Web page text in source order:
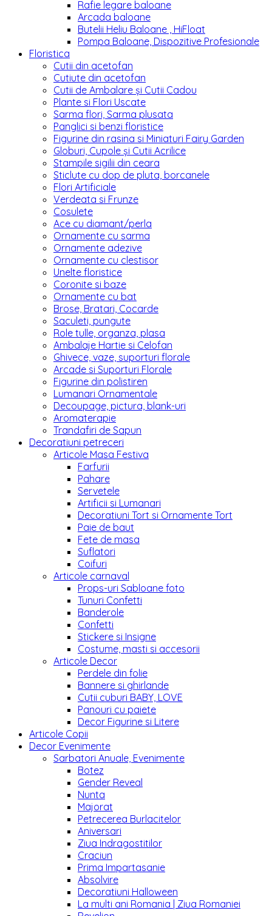
Rafie legare baloane
Arcada baloane
Butelii Heliu Baloane , HiFloat
Pompa Baloane, Dispozitive Profesionale
Floristica
Cutii din acetofan
Cutiute din acetofan
Cutii de Ambalare și Cutii Cadou
Plante si Flori Uscate
Sarma flori, Sarma plusata
Panglici si benzi floristice
Figurine din rasina si Miniaturi Fairy Garden
Globuri, Cupole și Cutii Acrilice
Stampile sigilii din ceara
Sticlute cu dop de pluta, borcanele
Flori Artificiale
Verdeata si Frunze
Cosulete
Ace cu diamant/perla
Ornamente cu sarma
Ornamente adezive
Ornamente cu clestisor
Unelte floristice
Coronite si baze
Ornamente cu bat
Brose, Bratari, Cocarde
Saculeti, pungute
Role tulle, organza, plasa
Ambalaje Hartie si Celofan
Ghivece, vaze, suporturi florale
Arcade si Suporturi Florale
Figurine din polistiren
Lumanari Ornamentale
Decoupage, pictura, blank-uri
Aromaterapie
Trandafiri de Sapun
Decoratiuni petreceri
Articole Masa Festiva
Farfurii
Pahare
Servetele
Artificii si Lumanari
Decoratiuni Tort si Ornamente Tort
Paie de baut
Fete de masa
Suflatori
Coifuri
Articole carnaval
Props-uri Sabloane foto
Tunuri Confetti
Banderole
Confetti
Stickere si Insigne
Costume, masti si accesorii
Articole Decor
Perdele din folie
Bannere si ghirlande
Cutii cuburi BABY, LOVE
Panouri cu paiete
Decor Figurine si Litere
Articole Copii
Decor Evenimente
Sarbatori Anuale, Evenimente
Botez
Gender Reveal
Nunta
Majorat
Petrecerea Burlacitelor
Aniversari
Ziua Indragostitilor
Craciun
Prima Impartasanie
Absolvire
Decoratiuni Halloween
La multi ani Romania | Ziua Romaniei